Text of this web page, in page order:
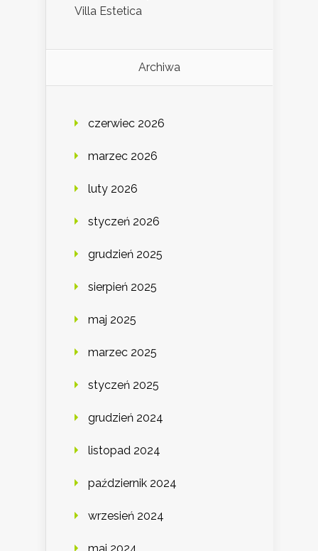
Villa Estetica
Archiwa
czerwiec 2026
marzec 2026
luty 2026
styczeń 2026
grudzień 2025
sierpień 2025
maj 2025
marzec 2025
styczeń 2025
grudzień 2024
listopad 2024
październik 2024
wrzesień 2024
maj 2024